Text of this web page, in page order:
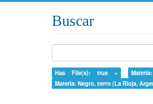
Buscar
Has File(s): true ×
Materia: Negro, cerro (La Rioja,